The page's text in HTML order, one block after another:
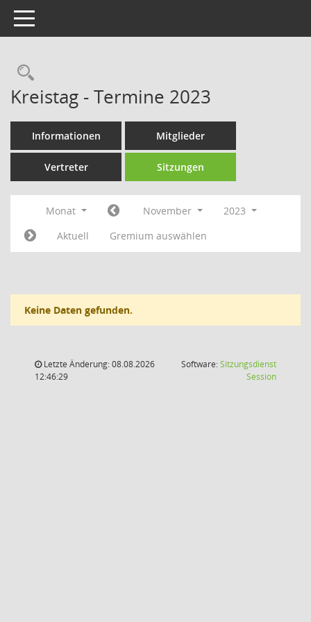
Toggle navigation
Rechercheauswahl
Kreistag - Termine 2023
Informationen Mitglieder
Vertreter Sitzungen
Monat November
2023
Aktuell
Gremium auswählen
Keine Daten gefunden.
Letzte Änderung: 08.08.2026
12:46:29
Software:Sitzungsdienst
Session(Wird in